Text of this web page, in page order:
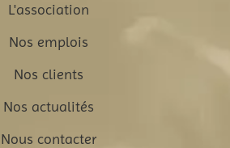
L'association
Nos emplois
Nos clients
Nos actualités
Nous contacter